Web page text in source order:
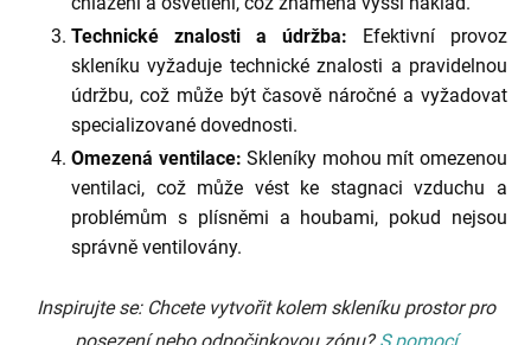
Technické znalosti a údržba:
Efektivní provoz
skleníku vyžaduje technické znalosti a pravidelnou
údržbu, což může být časově náročné a vyžadovat
specializované dovednosti.
Omezená ventilace:Skleníky mohou mít omezenou
ventilaci, což může vést ke stagnaci vzduchu a
problémům s plísněmi a houbami, pokud nejsou
správně ventilovány.
Inspirujte se: Chcete vytvořit kolem skleníku prostor pro